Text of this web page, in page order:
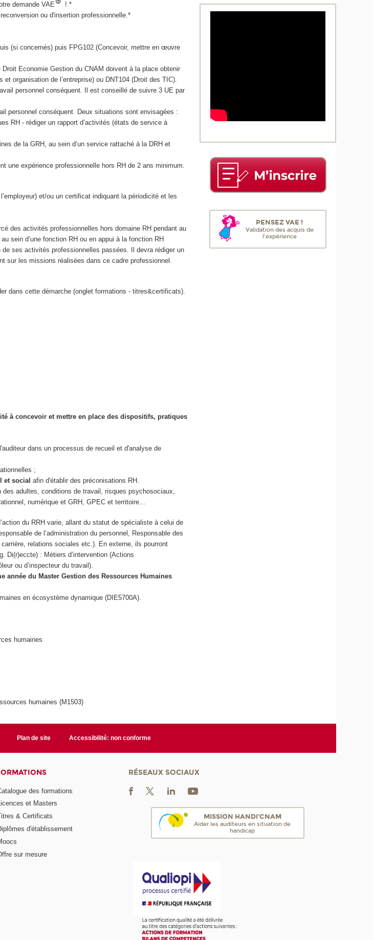
demande VAE
! *
ou d'insertion professionnelle.*
(si concernés) puis FPG102 (Concevoir, mettre en œuvre
Economie Gestion du CNAM doivent à la place obtenir
organisation de l’entreprise) ou DNT104 (Droit des TIC).
personnel conséquent. Il est conseillé de suivre 3 UE par
personnel conséquent. Deux situations sont envisagées :
RH - rédiger un rapport d’activités (états de service à
de la GRH, au sein d’un service rattaché à la DRH et
une expérience professionnelle hors RH de 2 ans minimum.
et/ou un certificat indiquant la périodicité et les
des activités professionnelles hors domaine RH pendant au
sein d’une fonction RH ou en appui à la fonction RH
ses activités professionnelles passées. Il devra rédiger un
sur les missions réalisées dans ce cadre professionnel.
dans cette démarche (onglet formations - titres&certificats).
à concevoir et mettre en place des dispositifs, pratiques
dans un processus de recueil et d'analyse de
;
et social afin d'établir des préconisations RH.
adultes, conditions de travail, risques psychosociaux,
numérique et GRH, GPEC et territoire...
du RRH varie, allant du statut de spécialiste à celui de
de l’administration du personnel, Responsable des
relations sociales etc.). En externe, ils pourront
Di(r)eccte) : Métiers d’intervention (Actions
ou d’inspecteur du travail).
année du Master Gestion des Ressources Humaines
en écosystème dynamique (DIE5700A).
humaines
humaines (M1503)
PENSEZ VAE !
Validation des acquis de
l'expérience
Plan de site Accessibilité: non conforme
des formations
et Masters
& Certificats
d'établissement
sur mesure
RÉSEAUX SOCIAUX
MISSION HANDI'CNAM
Aider les auditeurs en situation de
handicap